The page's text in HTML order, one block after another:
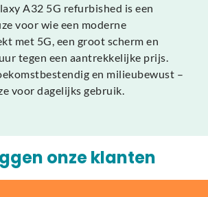
A32 5G refurbished is een
voor wie een moderne
met 5G, een groot scherm en
tegen een aantrekkelijke prijs.
en milieubewust –
voor dagelijks gebruik.
onze klanten